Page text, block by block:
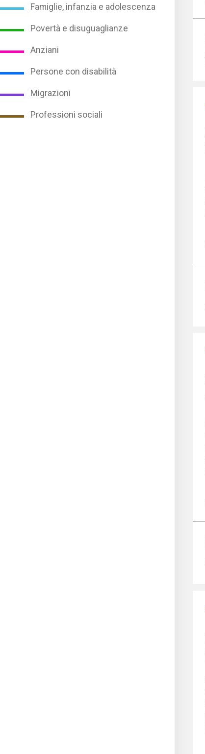
Famiglie, infanzia e adolescenza
Povertà e disuguaglianze
Anziani
Persone con disabilità
Migrazioni
Professioni sociali